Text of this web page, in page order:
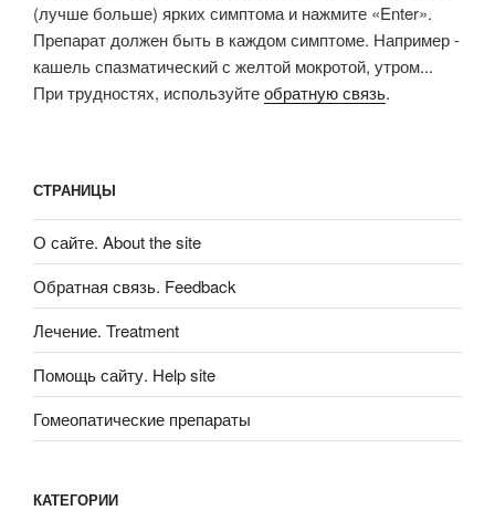
(лучше больше) ярких симптома и нажмите «Enter».
Препарат должен быть в каждом симптоме. Например -
кашель спазматический с желтой мокротой, утром...
При трудностях, используйтеобратную связь.
СТРАНИЦЫ
О сайте. About the site
Обратная связь. Feedback
Лечение. Treatment
Помощь сайту. Help site
Гомеопатические препараты
КАТЕГОРИИ